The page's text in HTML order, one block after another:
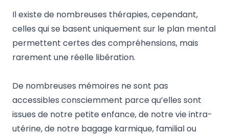
Il existe de nombreuses thérapies, cependant,
celles qui se basent uniquement sur le plan mental
permettent certes des compréhensions, mais
rarement une réelle libération.
De nombreuses mémoires ne sont pas
accessibles consciemment parce qu’elles sont
issues de notre petite enfance, de notre vie intra-
utérine, de notre bagage karmique, familial ou